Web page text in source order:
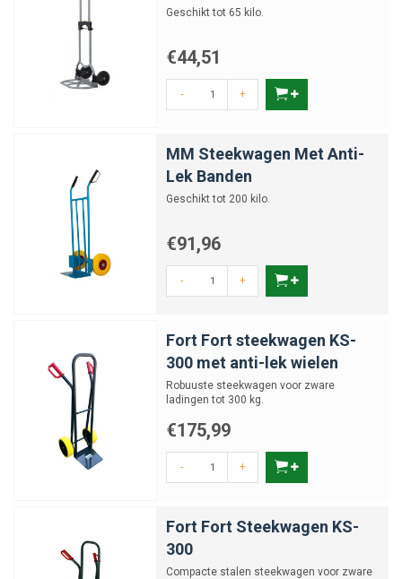
Geschikt tot 65 kilo.
€44,51
- +
MM Steekwagen Met Anti-
Lek Banden
Geschikt tot 200 kilo.
€91,96
- +
Fort Fort steekwagen KS-
300 met anti-lek wielen
Robuuste steekwagen voor zware
ladingen tot 300 kg.
€175,99
- +
Fort Fort Steekwagen KS-
300
Compacte stalen steekwagen voor zware